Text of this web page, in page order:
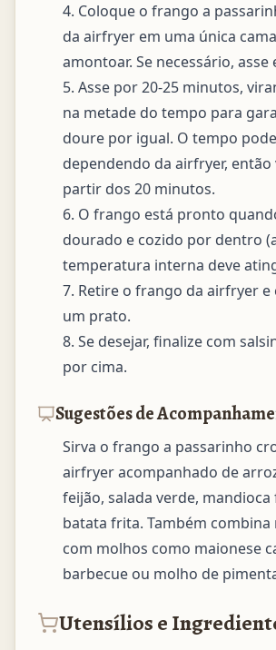
4. Coloque o frango a
da airfryer em uma única
amontoar. Se necessário, asse
5. Asse por 20-25 minutos,
na metade do tempo para
doure por igual. O tempo
dependendo da airfryer,
partir dos 20 minutos.
6. O frango está pronto
dourado e cozido por dentro
temperatura interna deve
7. Retire o frango da airfryer e
um prato.
8. Se desejar, finalize com
por cima.
Sugestões de
Sirva o frango a passarinho
airfryer acompanhado de
feijão, salada verde,
batata frita. Também
com molhos como maionese
barbecue ou molho de
Utensílios e